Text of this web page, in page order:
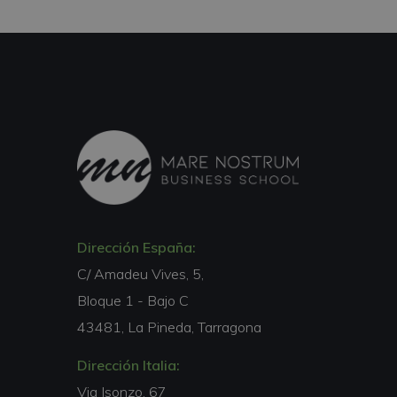
Dirección España:
C/ Amadeu Vives, 5,
Bloque 1 - Bajo C
43481, La Pineda, Tarragona
Dirección Italia:
Via Isonzo, 67